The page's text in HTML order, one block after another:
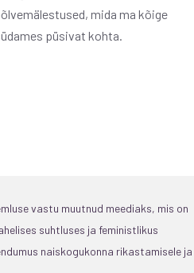
mida ma kõige
püsivat kohta.
vastu muutnud meediaks, mis on
suhtluses ja feministlikus
naiskogukonna rikastamisele ja